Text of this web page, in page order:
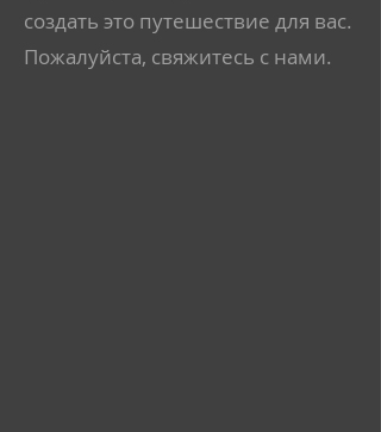
создать это путешествие для вас.
Пожалуйста, свяжитесь с нами.